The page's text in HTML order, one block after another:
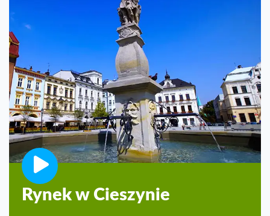
Rynek w Cieszynie